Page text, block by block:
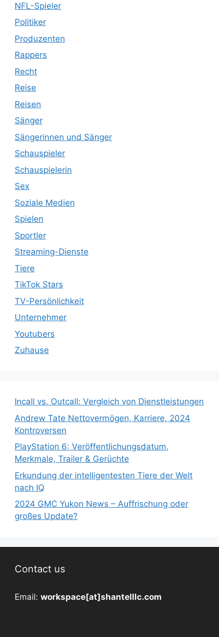
NFL-Spieler
Politiker
Produzenten
Rappers
Recht
Reise
Reisen
Sänger
Sängerinnen und Sänger
Schauspieler
Schauspielerin
Sex
Soziale Medien
Spielen
Sportler
Streaming-Dienste
Tiere
TikTok Stars
TV-Persönlichkeit
Unternehmer
Youtubers
Zuhause
Incall vs. Outcall: Vergleich von Dienstleistungen
Andrew Tate Nettovermögen, Karriere, 2024
Kontroversen
PlayStation 6: Veröffentlichungsdatum,
Merkmale, Trailer & Gerüchte
Erkundung der intelligentesten Tiere der Welt
nach IQ
2024 GMC Yukon News – Auffrischung oder
großes Update?
Contact us
Email: workspace[at]shantelllc.com